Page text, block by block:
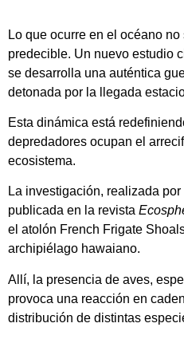
Lo que ocurre en el océano
predecible. Un nuevo estudio
se desarrolla una auténtica
detonada por la llegada
Esta dinámica está
depredadores ocupan el
ecosistema.
La investigación, realizada
publicada en la revista
el atolón French Frigate
archipiélago hawaiano.
Allí, la presencia de aves,
provoca una reacción en
distribución de distintas